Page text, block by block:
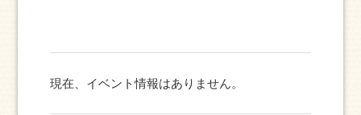
現在、イベント情報はありません。